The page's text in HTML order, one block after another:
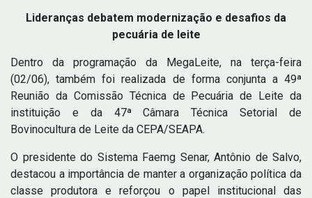
Lideranças debatem modernização e desafios da
pecuária de leite
Dentro da programação da MegaLeite, na terça-feira
(02/06), também foi realizada de forma conjunta a 49ª
Reunião da Comissão Técnica de Pecuária de Leite da
instituição e da 47ª Câmara Técnica Setorial de
Bovinocultura de Leite da CEPA/SEAPA.
O presidente do Sistema Faemg Senar, Antônio de Salvo,
destacou a importância de manter a organização política da
classe produtora e reforçou o papel institucional das